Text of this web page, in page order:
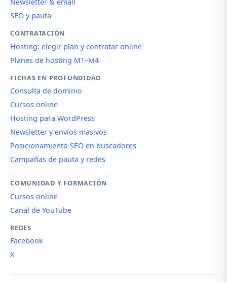
Newsletter & email
SEO y pauta
CONTRATACIÓN
Hosting: elegir plan y contratar online
Planes de hosting M1–M4
FICHAS EN PROFUNDIDAD
Consulta de dominio
Cursos online
Hosting para WordPress
Newsletter y envíos masivos
Posicionamiento SEO en buscadores
Campañas de pauta y redes
COMUNIDAD Y FORMACIÓN
Cursos online
Canal de YouTube
REDES
Facebook
X